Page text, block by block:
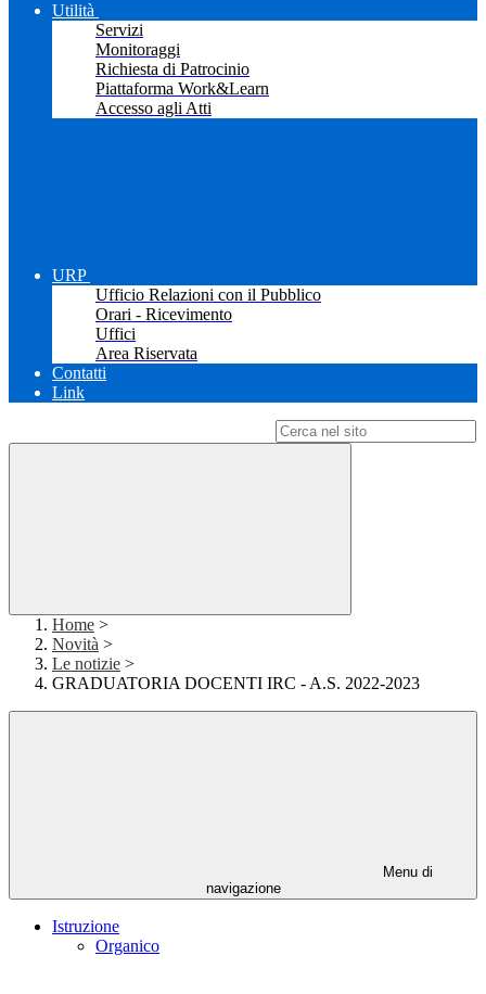
Utilità
Servizi
Monitoraggi
Richiesta di Patrocinio
Piattaforma Work&Learn
Accesso agli Atti
URP
Ufficio Relazioni con il Pubblico
Orari - Ricevimento
Uffici
Area Riservata
Contatti
Link
Home >
Novità >
Le notizie >
GRADUATORIA DOCENTI IRC - A.S. 2022-2023
Menu di
navigazione
Istruzione
Organico